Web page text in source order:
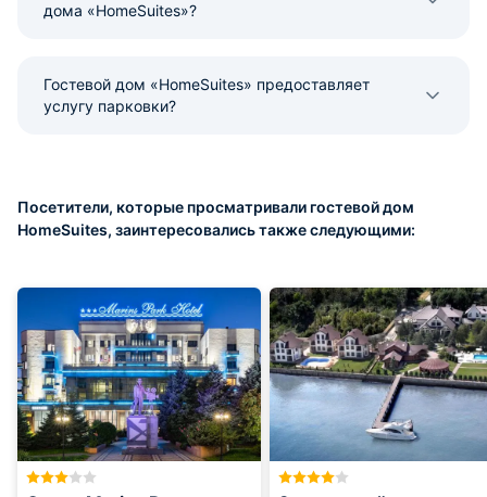
дома «HomeSuites»?
Гостевой дом «HomeSuites» предоставляет
услугу парковки?
Посетители, которые просматривали гостевой дом
HomeSuites, заинтересовались также следующими: